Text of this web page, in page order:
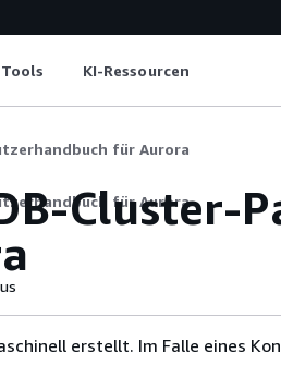
KI-Ressourcen
für Aurora
für Aurora
Cluster-
erstellt. Im Falle eines